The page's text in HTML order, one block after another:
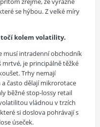
se hýbou. Z velké míry
točí kolem volatility.
musí intradenní obchodník
je principálně těžké
Trhy nemají
často dělají mikrorotace
běžné stop-lossy retail
vládnou v trzích
si doslova pohrávají s
úseček.